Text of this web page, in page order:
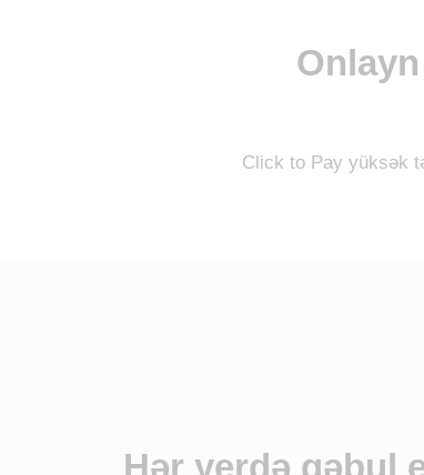
Click to Pay yüksək
Hər yerdə qəbul